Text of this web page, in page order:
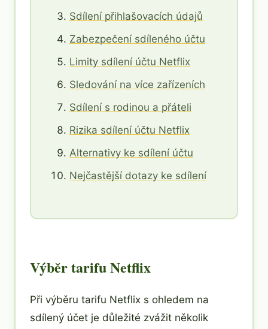
Sdílení přihlašovacích údajů
Zabezpečení sdíleného účtu
Limity sdílení účtu Netflix
Sledování na více zařízeních
Sdílení s rodinou a přáteli
Rizika sdílení účtu Netflix
Alternativy ke sdílení účtu
Nejčastější dotazy ke sdílení
Výběr tarifu Netflix
Při výběru tarifu Netflix s ohledem na
sdílený účet je důležité zvážit několik